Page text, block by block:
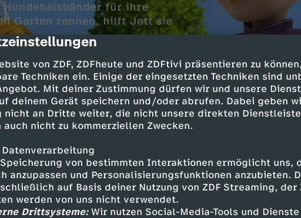
von ZDF, ZDFheute und ZDFtivi präsentieren zu
Techniken ein. Einige der eingesetzten Techniken sind
Mit deiner Zustimmung dürfen wir und unsere
deinem Gerät speichern und/oder abrufen. Dabei geben
nicht an Dritte weiter, die nicht unsere direkten
nicht zu kommerziellen Zwecken.
von bestimmten Interaktionen ermöglicht uns,
anzupassen und Personalisierungsfunktionen anzubieten.
auf Basis deiner Nutzung von ZDF Streaming, der
werden von uns nicht verwendet.
Drittsysteme:Wir nutzen Social-Media-Tools und
für ihre
Garten rennen, hilft Jett sie